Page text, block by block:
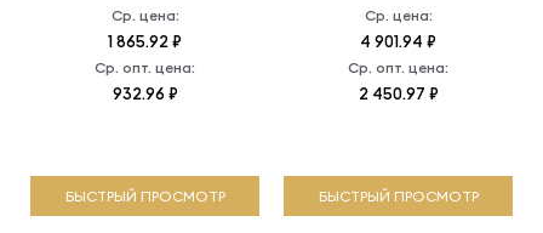
Ср. цена:
1 865.92 ₽
Ср. опт. цена:
932.96 ₽
БЫСТРЫЙ ПРОСМОТР
Ср. цена:
4 901.94 ₽
Ср. опт. цена:
2 450.97 ₽
БЫСТРЫЙ ПРОСМОТР